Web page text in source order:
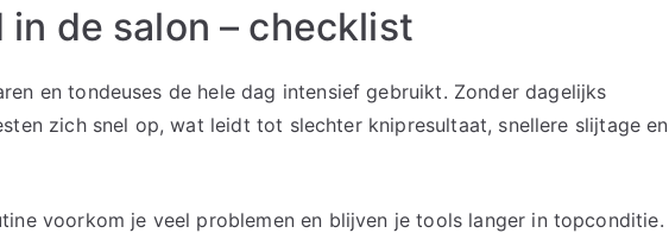
de salon – checklist
en tondeuses de hele dag intensief gebruikt. Zonder dagelijks
zich snel op, wat leidt tot slechter knipresultaat, snellere slijtage en
voorkom je veel problemen en blijven je tools langer in topconditie.